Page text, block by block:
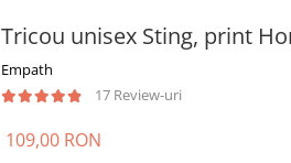
Tricou unisex Sting, print
Empath
17 Review-uri
109,00 RON